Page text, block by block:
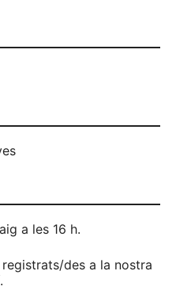
a les 16 h.
des a la nostra